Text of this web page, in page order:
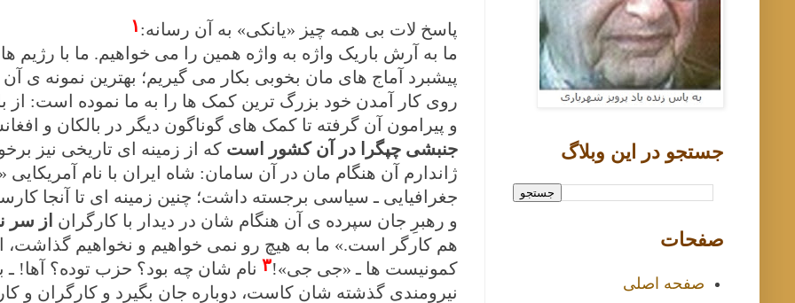
پاسخ لات بی همه چیز «یانکی» به آن رسانه:۱
ما به آرش باریک واژه به واژه همین را می خواهیم. ما با رژیم
پیشبرد آماج های مان بخوبی بکار می گیریم؛ بهترین
روی کار آمدن خود بزرگ ترین کمک ها را به ما نموده است: از
و پیرامون آن گرفته تا کمک های گوناگون دیگر در بالکان و
جنبشی چپگرا در آن کشور است
ژاندارم آن هنگام مان در آن سامان: شاه ایران با نام آمریکایی
جغرافیایی ـ سیاسی برجسته داشت؛ چنین زمینه ای تا آنجا
و رهبرِ جان سپرده ی آن هنگام شان در دیدار با کارگران از سر
هم کارگر است.» ما به هیچ رو نمی خواهیم و نخواهیم
کمونیست ها ـ «جی جی»!۳ نام شان چه بود؟ حزب توده؟ آها! ـ
نیرومندی گذشته شان کاست، دوباره جان بگیرد و کارگران و
جستجو در اين وبلاگ
صفحات
صفحه اصلی